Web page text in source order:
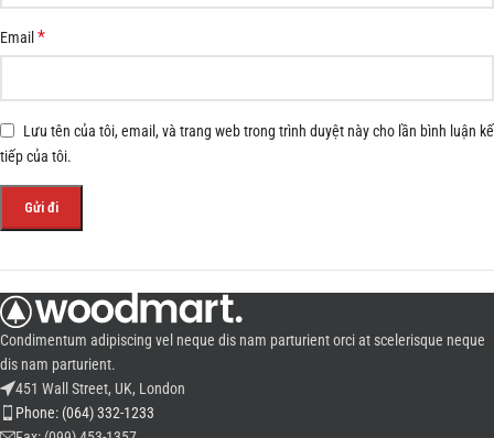
Email*
Lưu tên của tôi, email, và trang web trong trình duyệt này cho lần bình luận kế
tiếp của tôi.
Condimentum adipiscing vel neque dis nam parturient orci at scelerisque neque
dis nam parturient.
451 Wall Street, UK, London
Phone: (064) 332-1233